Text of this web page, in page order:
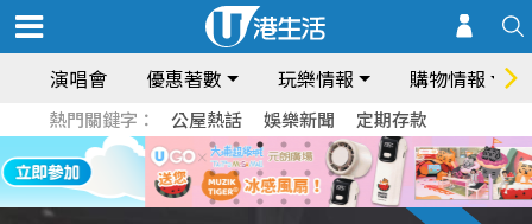
演唱會 優惠著數 玩樂情報 購物情報
熱門關鍵字： 公屋熱話 娛樂新聞 定期存款